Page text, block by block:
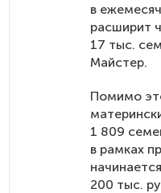
в
расширит
17 тыс.
Майстер.
Помимо
1 809
в рамках
200 тыс.